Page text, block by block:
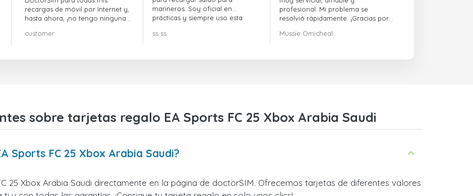
recargas de móvil por Internet y,
hasta ahora, ¡no tengo ninguna
customer
marineros. Soy oficial en
prácticas y siempre uso esta
ss ss
profesional. Mi problema se
resolvió rápidamente. ¡Gracias por
Mussie Omicheal
sobre tarjetas regalo EA Sports FC 25 Xbox Arabia Saudi
Sports FC 25 Xbox Arabia Saudi?
25 Xbox Arabia Saudi directamente en la página de doctorSIM. Ofrecemos tarjetas de diferentes valores